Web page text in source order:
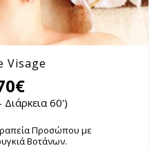
Visage
60')
Προσώπου με
Βοτάνων.